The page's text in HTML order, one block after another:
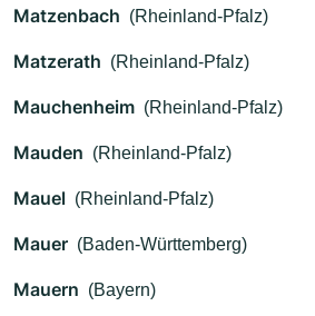
Matzenbach (Rheinland-Pfalz)
Matzerath (Rheinland-Pfalz)
Mauchenheim (Rheinland-Pfalz)
Mauden (Rheinland-Pfalz)
Mauel (Rheinland-Pfalz)
Mauer (Baden-Württemberg)
Mauern (Bayern)